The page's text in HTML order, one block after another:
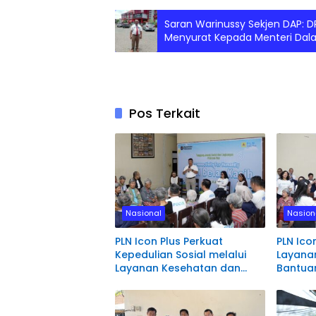
Saran Warinussy Sekjen DAP:
Menyurat Kepada Menteri
Pos Terkait
Nasional
PLN Icon Plus Perkuat
Kepedulian Sosial melalui
Layanan Kesehatan dan
Lansia di Malang
PLN